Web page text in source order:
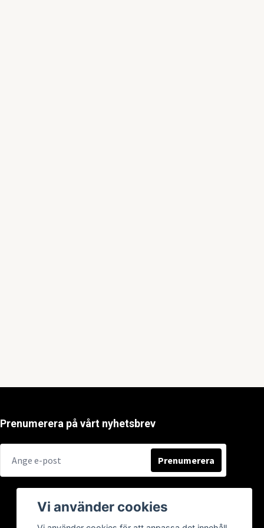
Prenumerera på vårt nyhetsbrev
Prenumerera
Vi använder cookies